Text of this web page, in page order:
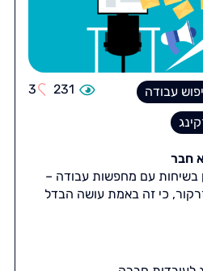
עבודה
231
3
חבר
בשיחות עם מחפשות עבודה –
זרקור, כי זה באמת עושה הבדל